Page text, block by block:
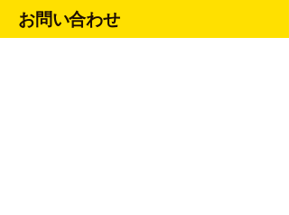
お問い合わせ